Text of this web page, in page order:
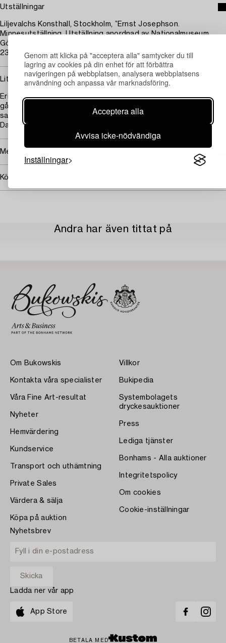
Genom att klicka på "acceptera alla" samtycker du till
lagring av cookies på din enhet för att förbättra
navigeringen på webbplatsen, analysera webbplatsens
användning och anpassa vår marknadsföring.
Acceptera alla
Avvisa icke-nödvändiga
Inställningar
Utställningar
Liljevalchs Konsthall, Stockholm, ”Ernst Josephson.
Minnesutställning. Utställning anordnad av Nationalmuseum,
Göteborgs Konstmuseum och Liljevalchs Konsthall”, 1951, kat nr
237.
Litteratur
Erik Blomberg, ”Ernst Josephsons konst. Från näcken till
gåslisa”, 1959, omnämnd sid 184-185, avbildad halvsida sid 185
samt upptagen i katalogen sid 410 (under titeln ”Marknad i
Dalarne [’Den heliga familjen’] ).
Mer om Ernst Josephson
Köpinformation
Andra har även tittat på
Om Bukowskis
Kontakta våra specialister
Våra Fine Art-resultat
Nyheter
Hemvärdering
Kundservice
Transport och uthämtning
Private Sales
Värdera & sälja
Köpa på auktion
Villkor
Bukipedia
Systembolagets
dryckesauktioner
Press
Lediga tjänster
Bonhams - Alla auktioner
Integritetspolicy
Om cookies
Cookie-inställningar
Nyhetsbrev
Ladda ner vår app
App Store
BETALA MED